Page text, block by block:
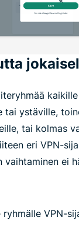
tai ystäville,
tai kolmas
eri VPN-
vaihtaminen ei
ryhmälle VPN-